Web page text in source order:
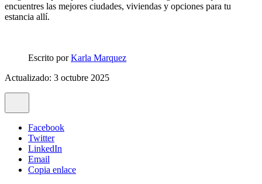
encuentres las mejores ciudades, viviendas y opciones para tu
estancia allí.
Escrito porKarla Marquez
Actualizado: 3 octubre 2025
Facebook
Twitter
LinkedIn
Email
Copia enlace